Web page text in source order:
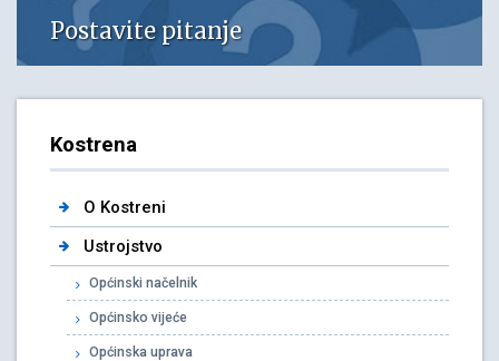
Postavite pitanje
Kostrena
O Kostreni
Ustrojstvo
Općinski načelnik
Općinsko vijeće
Općinska uprava